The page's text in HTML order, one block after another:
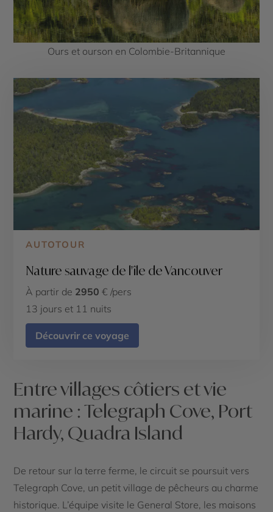
Ours et ourson en Colombie-Britannique
AUTOTOUR
Nature sauvage de l'île de Vancouver
À partir de 2950 € /pers
13 jours et 11 nuits
Découvrir ce voyage
Entre villages côtiers et vie
marine : Telegraph Cove, Port
Hardy, Quadra Island
De retour sur la terre ferme, le circuit se poursuit vers
Telegraph Cove, un petit village de pêcheurs au charme
historique. L’équipe visite le General Store, les maisons